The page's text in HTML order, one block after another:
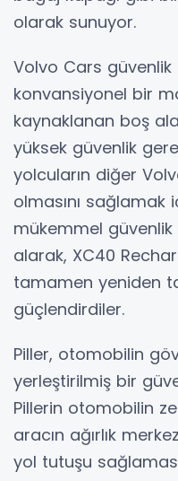
olarak sunuyor.
Volvo Cars güvenlik
konvansiyonel bir
kaynaklanan boş
yüksek güvenlik
yolcuların diğer
olmasını sağlamak
mükemmel güvenlik
alarak, XC40
tamamen yeniden
güçlendirdiler.
Piller, otomobilin
yerleştirilmiş bir
Pillerin otomobilin
aracın ağırlık
yol tutuşu